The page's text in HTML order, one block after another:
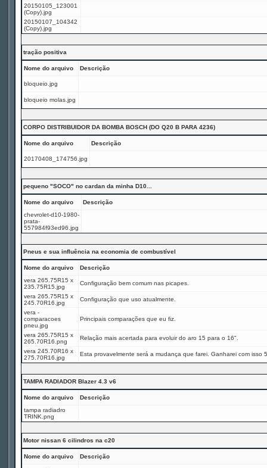
20150105_123001
(Copy).jpg
20150107_104342
(Copy).jpg
tração positiva
Nome do arquivo Descrição
bloqueio.jpg
bloqueio molas.jpg
CORPO DISTRIBUIDOR DA BOMBA BOSCH (DO Q20 B PARA 4236)
Nome do arquivo Descrição
20170408_174756.jpg
pequeno "SOCO" no cardan da minha D10...
Nome do arquivo
Descrição
chevrolet-d10-1980-
prata-
557984f93ed96.jpg
Pneus e sua influência na economia de combustível
Nome do arquivo
Descrição
vera 265.75R15 x
235.75R15.jpg
Configuração bem comum nas picapes.
vera 265.75R15 x
245.70R16.jpg
Configuração que uso atualmente.
vera -
comparacoes
pneu.jpg
Principais comparações que eu fiz.
vera 265.75R15 x
265.70R16.png
Relação mais acertada para evoluir do aro 15 para o 16".
vera 245.70R16 x
275.70R16.jpg
Esta provavelmente será a mudança que farei. Ganharei com isso
TAMPA RADIADOR Blazer 4.3 v6
Nome do arquivo
Descrição
tampa radiadro
TRINK.png
Motor nissan 6 cilindros na c20
Nome do arquivo Descrição